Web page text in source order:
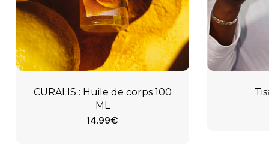
CURALIS : Huile de corps 100
ML
14.99€